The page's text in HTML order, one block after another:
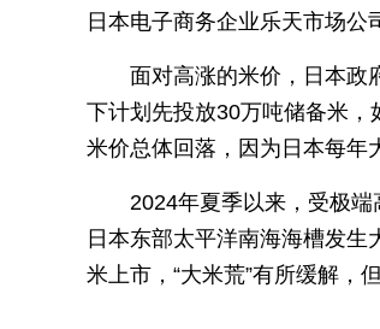
日本电子商务企业乐天市场公
面对高涨的米价，日本政
下计划先投放30万吨储备米
米价总体回落，因为日本每年
2024年夏季以来，受极
日本东部太平洋南海海槽发生
米上市，“大米荒”有所缓解，